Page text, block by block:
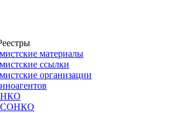
материалы
ссылки
организации
НКО
СОНКО